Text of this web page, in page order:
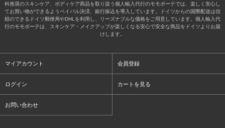
科推奨のスキンケア、ボディケア商品を取り扱う個人輸入代行のモモボーテでは、楽しく安心し
てお買い物ができるようペイパル決済、銀行振込を導入しています。ドイツからの国際配送は信
頼のできるドイツ郵便局やDHLを利用し、リーズナブルな価格をご用意しています。個人輸入代
行のモモボーテは、スキンケア・メイクアップが楽しくなる安心で安全な商品をドイツよりお届
けします。
マイアカウント 会員登録
ログイン カートを見る
お問い合わせ